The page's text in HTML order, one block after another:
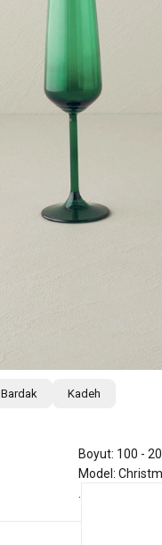
Bardak Kadeh
Boyut: 100 -
Model: